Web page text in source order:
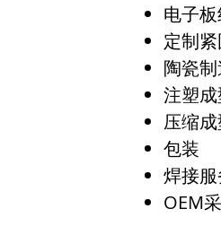
电子
定制
陶瓷
注塑成
压缩成
包装
焊接
OEM